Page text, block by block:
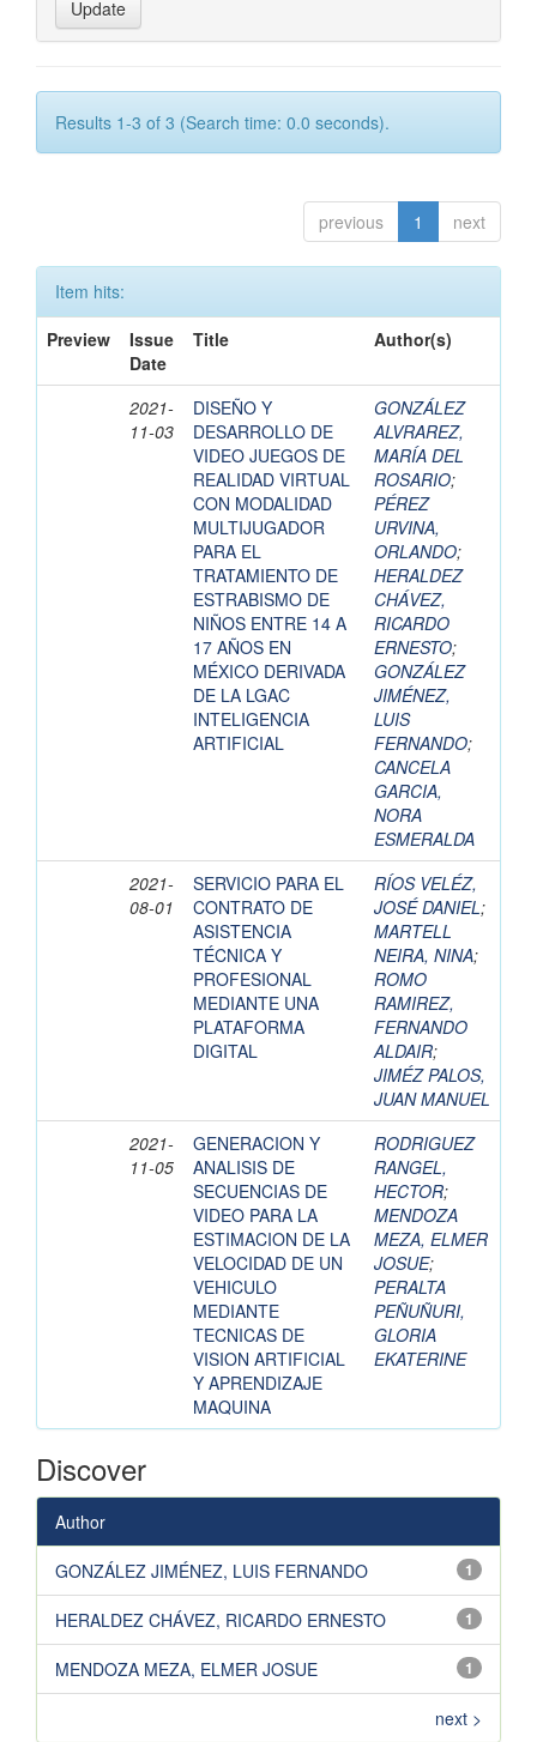
Results 1-3 of 3 (Search time: 0.0 seconds).
previous 1 next
Item hits:
Preview
Issue
Date
Title Author(s)
2021-
11-03
DISEÑO Y
DESARROLLO DE
VIDEO JUEGOS DE
REALIDAD VIRTUAL
CON MODALIDAD
MULTIJUGADOR
PARA EL
TRATAMIENTO DE
ESTRABISMO DE
NIÑOS ENTRE 14 A
17 AÑOS EN
MÉXICO DERIVADA
DE LA LGAC
INTELIGENCIA
ARTIFICIAL
GONZÁLEZ
ALVRAREZ,
MARÍA DEL
ROSARIO;
PÉREZ
URVINA,
ORLANDO;
HERALDEZ
CHÁVEZ,
RICARDO
ERNESTO;
GONZÁLEZ
JIMÉNEZ,
LUIS
FERNANDO;
CANCELA
GARCIA,
NORA
ESMERALDA
2021-
08-01
SERVICIO PARA EL
CONTRATO DE
ASISTENCIA
TÉCNICA Y
PROFESIONAL
MEDIANTE UNA
PLATAFORMA
DIGITAL
RÍOS VELÉZ,
JOSÉ DANIEL;
MARTELL
NEIRA, NINA;
ROMO
RAMIREZ,
FERNANDO
ALDAIR;
JIMÉZ PALOS,
JUAN MANUEL
2021-
11-05
GENERACION Y
ANALISIS DE
SECUENCIAS DE
VIDEO PARA LA
ESTIMACION DE LA
VELOCIDAD DE UN
VEHICULO
MEDIANTE
TECNICAS DE
VISION ARTIFICIAL
Y APRENDIZAJE
MAQUINA
RODRIGUEZ
RANGEL,
HECTOR;
MENDOZA
MEZA, ELMER
JOSUE;
PERALTA
PEÑUÑURI,
GLORIA
EKATERINE
Discover
Author
1
GONZÁLEZ JIMÉNEZ, LUIS FERNANDO
1
HERALDEZ CHÁVEZ, RICARDO ERNESTO
1
MENDOZA MEZA, ELMER JOSUE
next >